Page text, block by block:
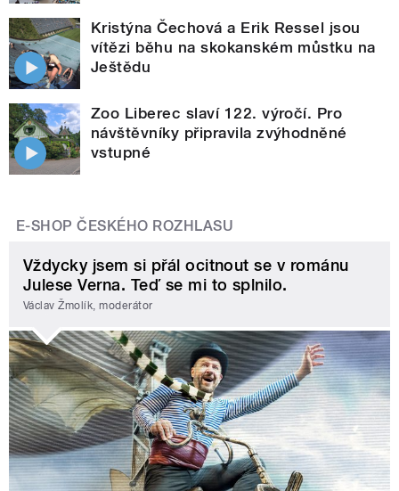
Kristýna Čechová a Erik Ressel jsou
vítězi běhu na skokanském můstku na
Ještědu
Zoo Liberec slaví 122. výročí. Pro
návštěvníky připravila zvýhodněné
vstupné
E-SHOP ČESKÉHO ROZHLASU
Vždycky jsem si přál ocitnout se v románu
Julese Verna. Teď se mi to splnilo.
Václav Žmolík, moderátor